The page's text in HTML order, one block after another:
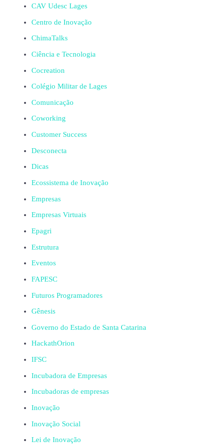
CAV Udesc Lages
Centro de Inovação
ChimaTalks
Ciência e Tecnologia
Cocreation
Colégio Militar de Lages
Comunicação
Coworking
Customer Success
Desconecta
Dicas
Ecossistema de Inovação
Empresas
Empresas Virtuais
Epagri
Estrutura
Eventos
FAPESC
Futuros Programadores
Gênesis
Governo do Estado de Santa Catarina
HackathOrion
IFSC
Incubadora de Empresas
Incubadoras de empresas
Inovação
Inovação Social
Lei de Inovação